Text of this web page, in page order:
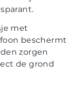
met
beschermt
zorgen
de grond